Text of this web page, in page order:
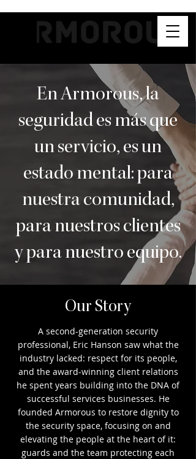
En Armorous, la
seguridad es más que
un servicio, es un
estado mental: para
nuestra comunidad,
para nuestros clientes
y para nuestro equipo.
Our Story
A second-generation security
professional, Eric Hanson saw what the
industry lacked: respect for its people,
and the award-winning client relations
he spent years building into the DNA of
successful services businesses. He
founded Armorous to restore dignity to
the security space, focusing on and
elevating the people at the heart of it:
guards and the team protecting each